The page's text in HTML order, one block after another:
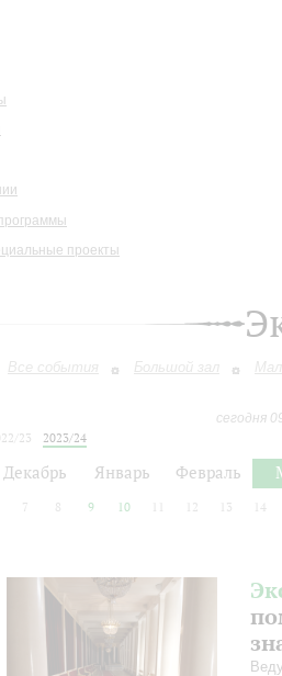
проекты
Все события Большой зал
сегодня
23
2023/24
Декабрь Январь Февраль
7 8 9 10 12 13 14